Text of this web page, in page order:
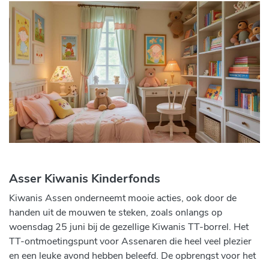
Asser Kiwanis Kinderfonds
Kiwanis Assen onderneemt mooie acties, ook door de
handen uit de mouwen te steken, zoals onlangs op
woensdag 25 juni bij de gezellige Kiwanis TT-borrel. Het
TT-ontmoetingspunt voor Assenaren die heel veel plezier
en een leuke avond hebben beleefd. De opbrengst voor het